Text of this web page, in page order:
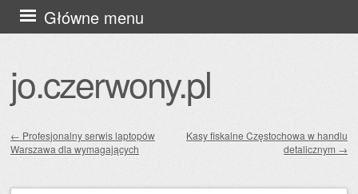
jo.czerwony.pl
Główne menu
Przejdź
do
Zobacz wpisy
← Profesjonalny serwis laptopów
Warszawa dla wymagających
Kasy fiskalne Częstochowa w handlu
detalicznym →